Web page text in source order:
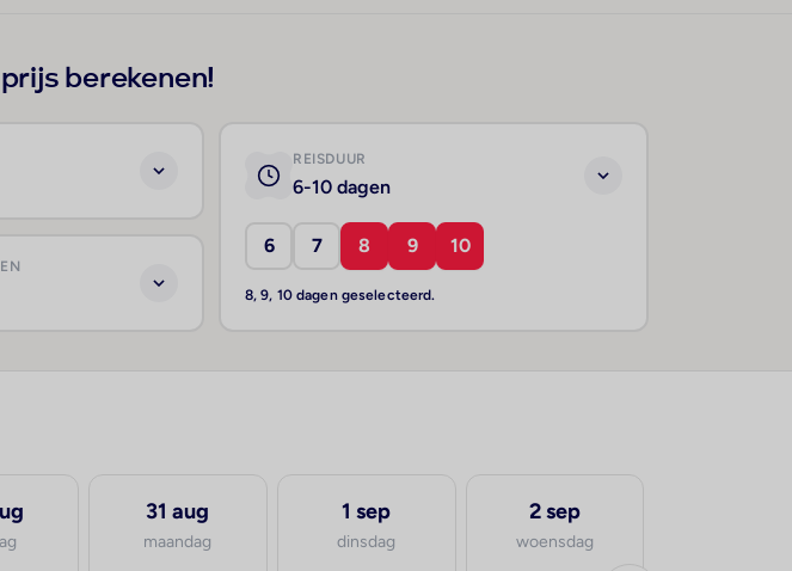
berekenen!
REISDUUR
6-10 dagen
6 7 8 9 10
8, 9, 10 dagen geselecteerd.
31 aug
maandag
1 sep
dinsdag
2 sep
woensdag